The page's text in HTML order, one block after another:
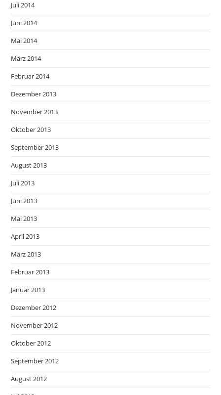
Juli 2014
Juni 2014
Mai 2014
März 2014
Februar 2014
Dezember 2013
November 2013
Oktober 2013
September 2013
August 2013
Juli 2013
Juni 2013
Mai 2013
April 2013
März 2013
Februar 2013
Januar 2013
Dezember 2012
November 2012
Oktober 2012
September 2012
August 2012